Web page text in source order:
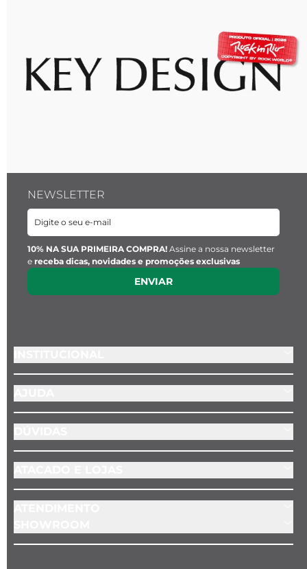
NEWSLETTER
10% NA SUA PRIMEIRA COMPRA! Assine a nossa newsletter
e receba dicas, novidades e promoções exclusivas
ENVIAR